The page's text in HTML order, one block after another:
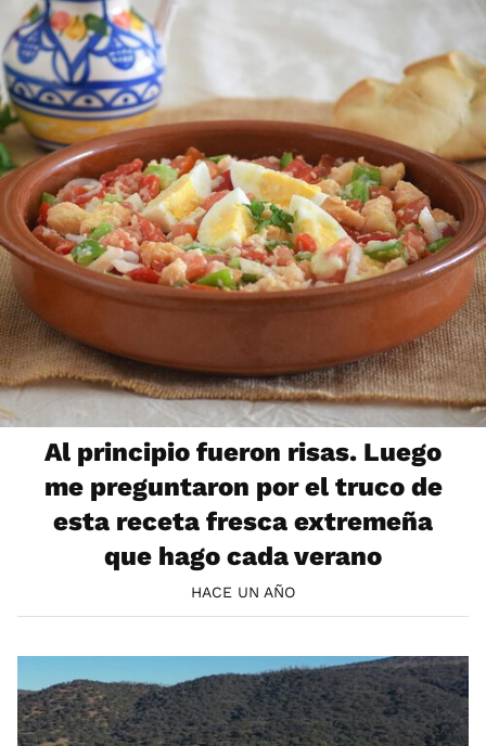
Al principio fueron risas. Luego
me preguntaron por el truco de
esta receta fresca extremeña
que hago cada verano
HACE UN AÑO